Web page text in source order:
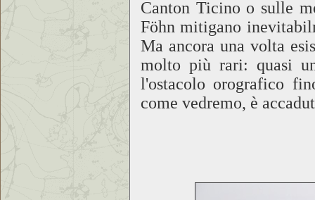
Canton Ticino o sulle
Föhn mitigano
Ma ancora una volta
molto più rari: quasi
l'ostacolo orografico
come vedremo, è